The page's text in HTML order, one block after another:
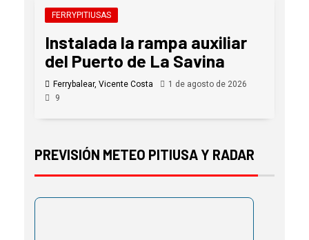
FERRYPITIUSAS
Instalada la rampa auxiliar
del Puerto de La Savina
Ferrybalear, Vicente Costa
1 de agosto de 2026
9
PREVISIÓN METEO PITIUSA Y RADAR